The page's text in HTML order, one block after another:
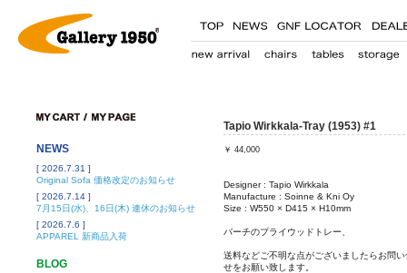
NEWS
[ 2026.7.31 ]
Original Sofa 価格改定のお知らせ
[ 2026.7.14 ]
7月15日(水)、16日(木) 連休のお知らせ
[ 2026.7.6 ]
APPAREL 新商品入荷
BLOG
Tapio Wirkkala-Tray (1953) #1
￥ 44,000
Designer : Tapio Wirkkala
Manufacture : Soinne & Kni Oy
Size : W550 × D415 × H10mm
バーチのプライウッドトレー、
送料などご不明な点がございましたらお問い
せをお願い致します。